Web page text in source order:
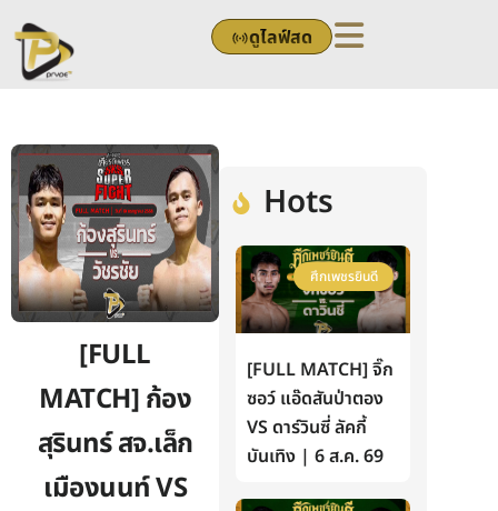
to
content
ดูไลฟ์สด
[FULL
MATCH] ก้อง
สุรินทร์ สจ.เล็ก
เมืองนนท์ VS
Hots
ศึกเพชรยินดี
[FULL MATCH] จิ๊ก
ซอว์ แอ๊ดสันป่าตอง
VS ดาร์วินซี่ ลัคกี้
บันเทิง | 6 ส.ค. 69